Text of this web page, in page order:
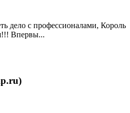
дело с профессионалами, Король
Впервы...